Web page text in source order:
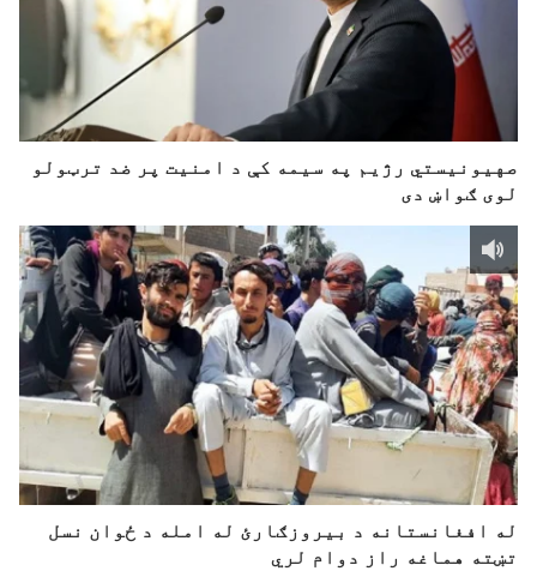
صهیونیستي رژیم په سیمه کې د امنیت پر ضد ترټولو
لوی ګواښ دی
له افغانستانه د بیروزګارئ له امله د ځوان نسل
تښته هماغه راز دوام لري